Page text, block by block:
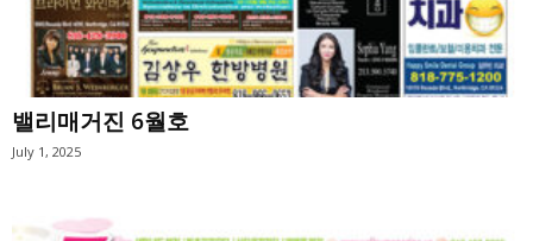
밸리매거진 6월호
July 1, 2025